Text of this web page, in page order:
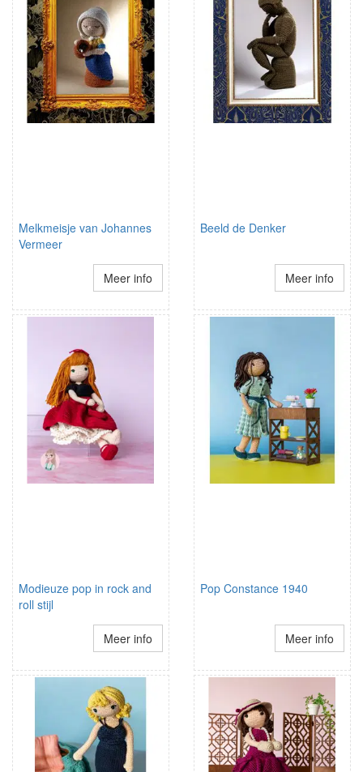
Melkmeisje van Johannes
Vermeer
Meer info
Beeld de Denker
Meer info
Modieuze pop in rock and
roll stijl
Meer info
Pop Constance 1940
Meer info